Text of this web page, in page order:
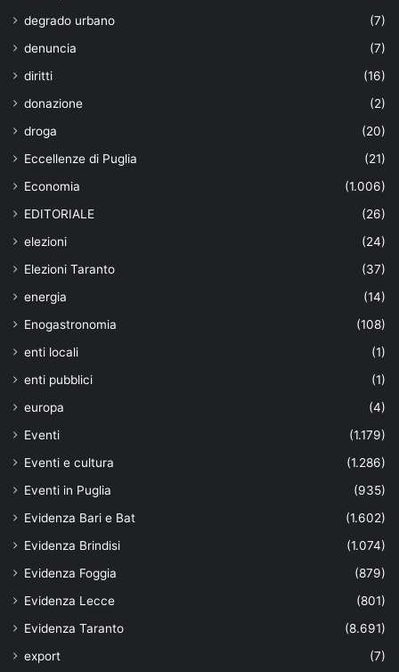
degrado urbano
(7)
denuncia
(7)
diritti
(16)
donazione
(2)
droga
(20)
Eccellenze di Puglia
(21)
Economia
(1.006)
EDITORIALE
(26)
elezioni
(24)
Elezioni Taranto
(37)
energia
(14)
Enogastronomia
(108)
enti locali
(1)
enti pubblici
(1)
europa
(4)
Eventi
(1.179)
Eventi e cultura
(1.286)
Eventi in Puglia
(935)
Evidenza Bari e Bat
(1.602)
Evidenza Brindisi
(1.074)
Evidenza Foggia
(879)
Evidenza Lecce
(801)
Evidenza Taranto
(8.691)
export
(7)